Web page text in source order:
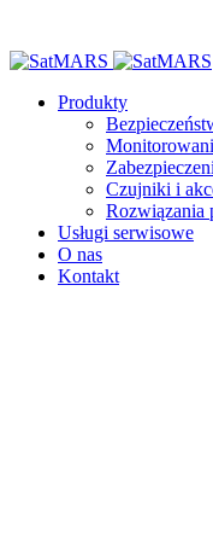
Produkty
Czujniki i
Rozwiązania
Usługi serwisowe
O nas
Kontakt